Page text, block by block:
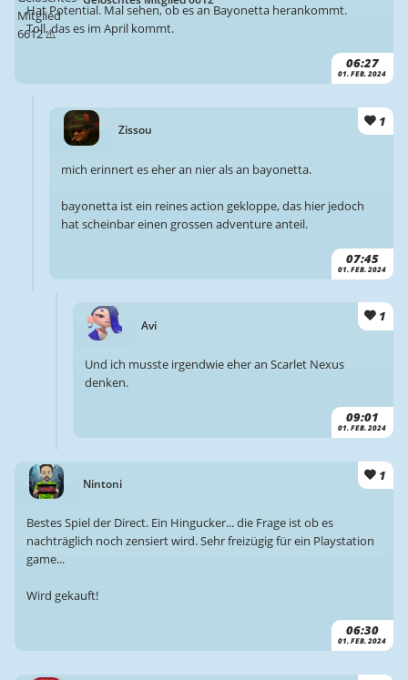
06:27
01. FEB. 2024
Hat Potential. Mal sehen, ob es an Bayonetta herankommt.
Toll, das es im April kommt.
Zissou
1
07:45
01. FEB. 2024
mich erinnert es eher an nier als an bayonetta.
bayonetta ist ein reines action gekloppe, das hier jedoch
hat scheinbar einen grossen adventure anteil.
Avi
1
09:01
01. FEB. 2024
Und ich musste irgendwie eher an Scarlet Nexus
denken.
Nintoni
1
06:30
01. FEB. 2024
Bestes Spiel der Direct. Ein Hingucker... die Frage ist ob es
nachträglich noch zensiert wird. Sehr freizügig für ein Playstation
game...
Wird gekauft!